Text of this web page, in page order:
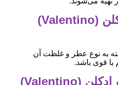
خط بوی عطر و ادکلن (Valentino)
به نوع عطر و غلظت آن
یا قوی باشد.
خوشبو ترین عطر و ادکلن (Valentino)